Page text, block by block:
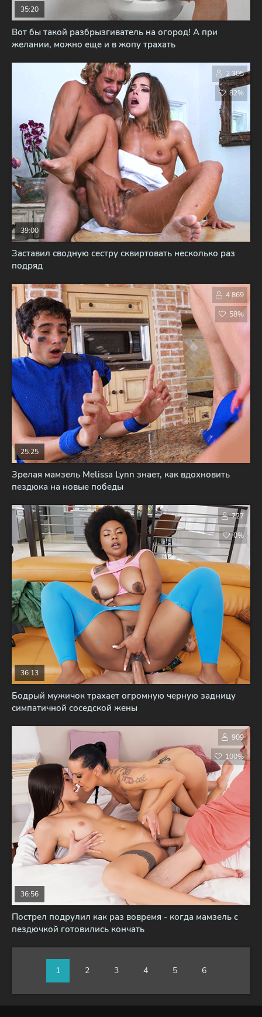
Вот бы такой разбрызгиватель на огород! А при
желании, можно еще и в жопу трахать
35:20
Заставил сводную сестру сквиртовать несколько раз
подряд
39:00
2 305
82%
Зрелая мамзель Melissa Lynn знает, как вдохновить
пездюка на новые победы
25:25
4 869
58%
Бодрый мужичок трахает огромную черную задницу
симпатичной соседской жены
36:13
727
0%
Пострел подрулил как раз вовремя - когда мамзель с
пездючкой готовились кончать
36:56
909
100%
1 2 3 4 5 6